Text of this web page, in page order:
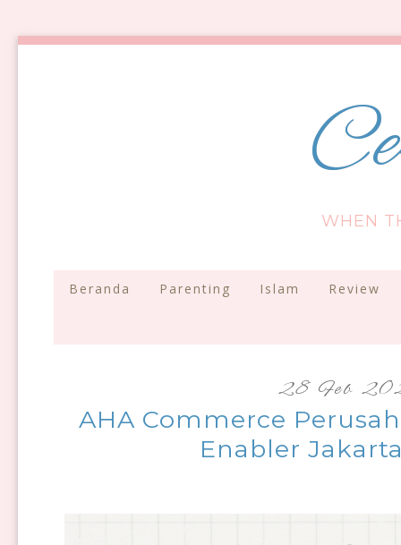
WHEN
Beranda Parenting Islam Review
28 Feb
AHA Commerce
Enabler